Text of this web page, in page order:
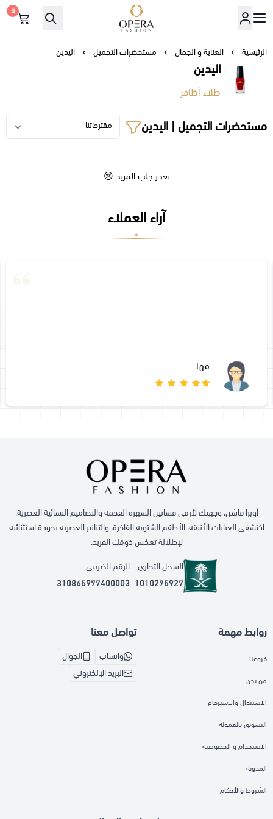
أوبرا فاشن
0
الرئيسية العناية و الجمال مستحضرات التجميل اليدين
اليدين
طلاء أظافر
مستحضرات التجميل | اليدين
تعذر جلب المزيد 😢
آراء العملاء
مها
أوبرا فاشن، وجهتك لأرقى فساتين السهرة الفخمه والتصاميم النسائية العصرية.
اكتشفي العبايات الأنيقة، الأطقم الشتوية الفاخرة، والتنانير العصرية بجودة استثنائية
لإطلالة تعكس ذوقك الفريد.
السجل التجاري
1010275927
الرقم الضريبي
310865977400003
روابط مهمة
فروعنا
من نحن
الاستبدال والاسترجاع
التسويق بالعمولة
الاستخدام و الخصوصية
المدونة
الشروط والأحكام
تواصل معنا
واتساب
الجوال
البريد الإلكتروني